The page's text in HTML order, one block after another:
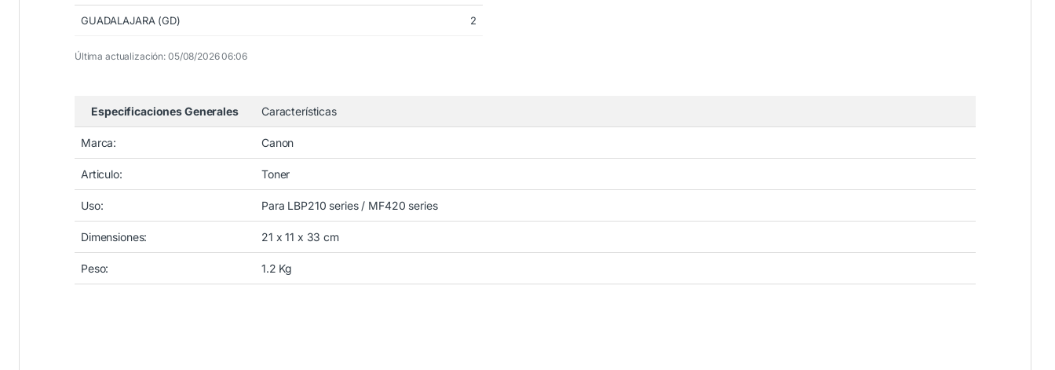
GUADALAJARA (GD) 2
Última actualización: 05/08/2026 06:06
Especificaciones Generales Características
Marca: Canon
Articulo: Toner
Uso: Para LBP210 series / MF420 series
Dimensiones: 21 x 11 x 33 cm
Peso: 1.2 Kg